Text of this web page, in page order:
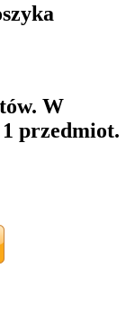
W
przedmiot.